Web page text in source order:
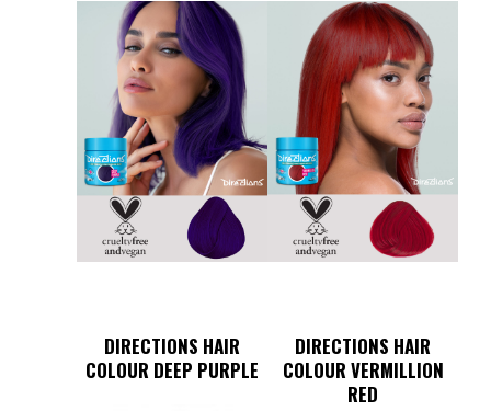
399 kr. 180 kr.
flera
varianter.
De
olika
alternativen
kan
väljas
på
produktsidan
DIRECTIONS HAIR
COLOUR DEEP PURPLE
DIRECTIONS HAIR
COLOUR VERMILLION
RED